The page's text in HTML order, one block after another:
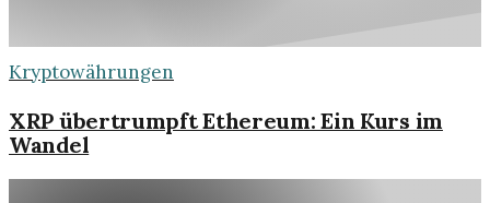
Kryptowährungen
XRP übertrumpft Ethereum: Ein Kurs im
Wandel